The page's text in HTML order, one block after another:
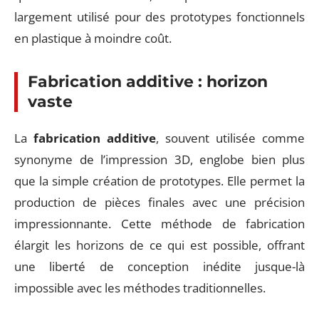
largement utilisé pour des prototypes fonctionnels
en plastique à moindre coût.
Fabrication additive : horizon
vaste
La fabrication additive, souvent utilisée comme
synonyme de l’impression 3D, englobe bien plus
que la simple création de prototypes. Elle permet la
production de pièces finales avec une précision
impressionnante. Cette méthode de fabrication
élargit les horizons de ce qui est possible, offrant
une liberté de conception inédite jusque-là
impossible avec les méthodes traditionnelles.